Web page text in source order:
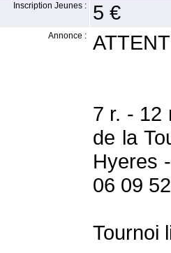
Inscription Jeunes : 5 €
Annonce :
7 r. - 12
de la
Hyeres
06 09
Tournoi